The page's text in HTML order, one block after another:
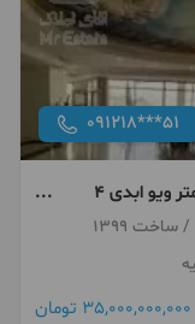
091218***51
پنت هاوس 650 متر ویو ابدی 4
35,000,000,000 تومان